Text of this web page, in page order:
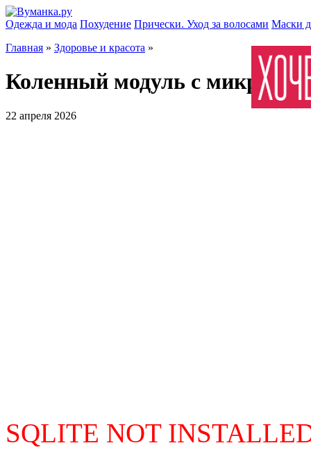
Одежда и мода Похудение Прически. Уход за волосами Маски
Главная » Здоровье и красота »
Коленный модуль с
22 апреля 2026
SQLITE NOT